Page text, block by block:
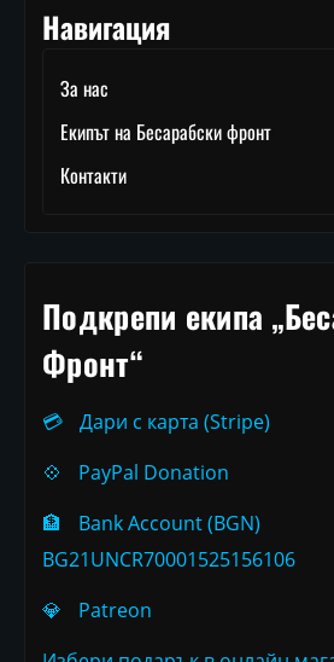
Навигация
За нас
Екипът на Бесарабски фронт
Контакти
Подкрепи екипа
Фронт“
💳
Дари с карта (Stripe)
💠
PayPal Donation
🏦
Bank Account (BGN)
BG21UNCR70001525156106
💎
Patreon